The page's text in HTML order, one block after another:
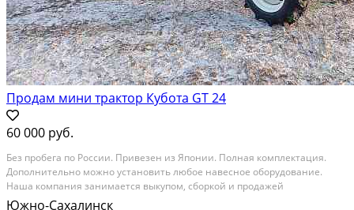
Продам мини трактор Кубота GT 24
60 000 руб.
Без пробега по России. Привезен из Японии. Полная комплектация.
Дополнительно можно установить любое навесное оборудование.
Наша компания занимается выкупом, сборкой и продажей
Автомотоспец техники из Японии, Америки и Европы. Техника
Южно-Сахалинск